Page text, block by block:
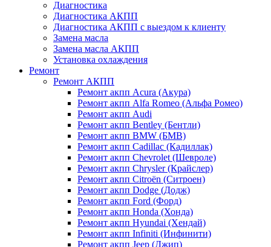
Диагностика
Диагностика АКПП
Диагностика АКПП с выездом к клиенту
Замена масла
Замена масла АКПП
Установка охлаждения
Ремонт
Ремонт АКПП
Ремонт акпп Acura (Акура)
Ремонт акпп Alfa Romeo (Альфа Ромео)
Ремонт акпп Audi
Ремонт акпп Bentley (Бентли)
Ремонт акпп BMW (БМВ)
Ремонт акпп Cadillac (Кадиллак)
Ремонт акпп Chevrolet (Шевроле)
Ремонт акпп Chrysler (Крайслер)
Ремонт акпп Citroën (Ситроен)
Ремонт акпп Dodge (Додж)
Ремонт акпп Ford (Форд)
Ремонт акпп Honda (Хонда)
Ремонт акпп Hyundai (Хендай)
Ремонт акпп Infiniti (Инфинити)
Ремонт акпп Jeep (Джип)